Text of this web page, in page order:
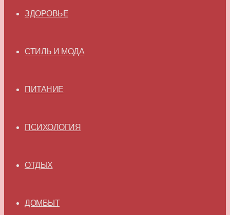
ЗДОРОВЬЕ
СТИЛЬ И МОДА
ПИТАНИЕ
ПСИХОЛОГИЯ
ОТДЫХ
ДОМБЫТ